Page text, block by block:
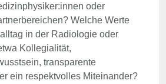
oder
Welche Werte
in der Radiologie oder
Kollegialität,
transparente
ein respektvolles Miteinander?